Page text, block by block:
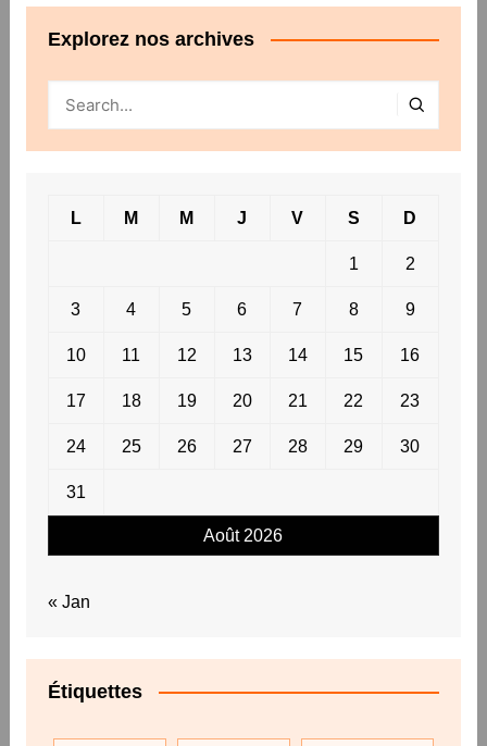
Explorez nos archives
Août 2026
L M M J V S D
1 2
3 4 5 6 7 8 9
10 11 12 13 14 15 16
17 18 19 20 21 22 23
24 25 26 27 28 29 30
31
« Jan
Étiquettes